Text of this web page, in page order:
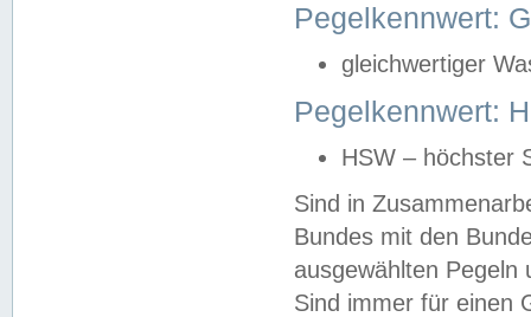
Pegelkennwert:
gleichwertiger
Pegelkennwert:
HSW – höchster
Sind in
Bundes mit den
ausgewählten
Sind immer für einen